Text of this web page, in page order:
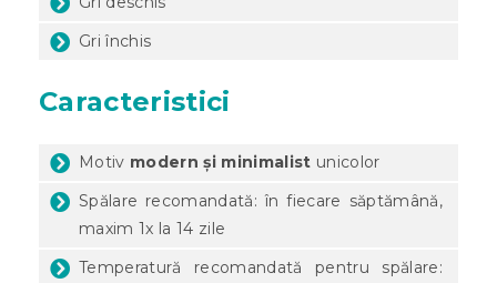
Gri închis
Caracteristici
Motiv modern și minimalist unicolor
Spălare recomandată: în fiecare săptămână,
maxim 1x la 14 zile
Temperatură recomandată pentru spălare: